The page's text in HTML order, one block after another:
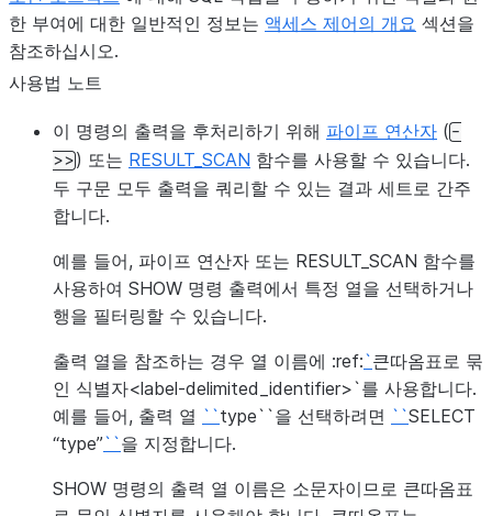
invoice_start_time
청구서 발행이 시
다.
나)를 지정합니다.
FALSE (기본
display_name 컨슈머에게 표시되
payment_terms
추가 요금제 매개
한 부여에 대한 일반적인 정보는 액세스 제어의 개요 섹션을
참조하십시오.
사용법 노트
이 명령의 출력을 후처리하기 위해 파이프 연산자 ( -
>>) 또는 RESULT_SCAN 함수를 사용할 수 있습니다.
두 구문 모두 출력을 쿼리할 수 있는 결과 세트로 간주
합니다.
예를 들어, 파이프 연산자 또는 RESULT_SCAN 함수를
사용하여 SHOW 명령 출력에서 특정 열을 선택하거나
행을 필터링할 수 있습니다.
출력 열을 참조하는 경우 열 이름에 :ref:`큰따옴표로 묶
인 식별자<label-delimited_identifier>`를 사용합니다.
예를 들어, 출력 열 ``type``을 선택하려면 ``SELECT
“type”``을 지정합니다.
SHOW 명령의 출력 열 이름은 소문자이므로 큰따옴표